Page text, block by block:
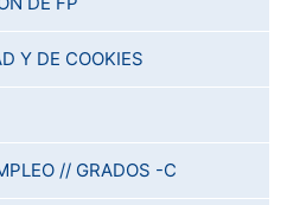
Y DE COOKIES
// GRADOS -C